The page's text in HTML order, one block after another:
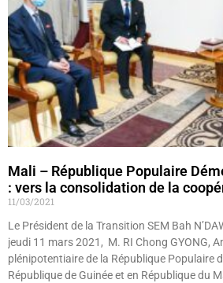
Mali – République Populaire
: vers la consolidation de la
11/03/2021
Le Président de la Transition SEM Bah
jeudi 11 mars 2021, M. RI Chong GYONG,
plénipotentiaire de la République Populaire
République de Guinée et en République du